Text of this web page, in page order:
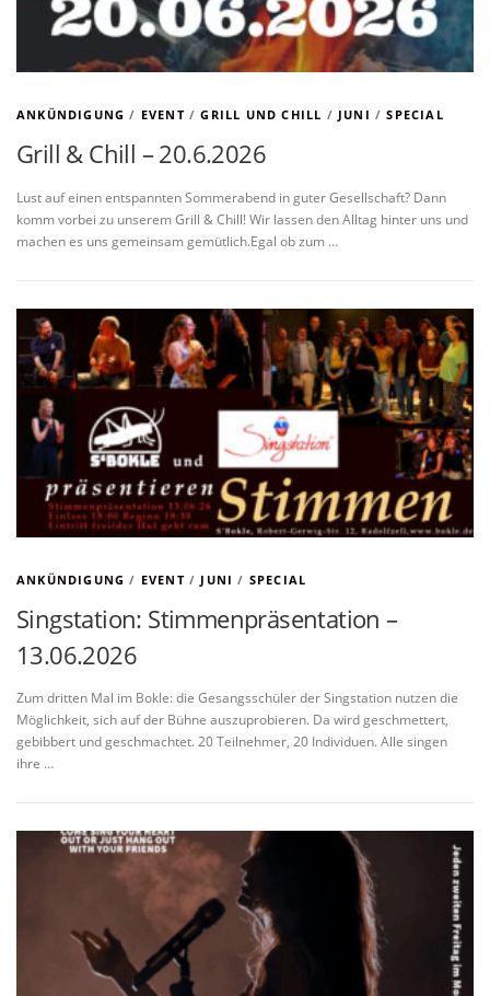
ANKÜNDIGUNG / EVENT/GRILL UND CHILL / JUNI /SPECIAL
Grill & Chill – 20.6.2026
Lust auf einen entspannten Sommerabend in guter Gesellschaft? Dann
komm vorbei zu unserem Grill & Chill! Wir lassen den Alltag hinter uns und
machen es uns gemeinsam gemütlich.Egal ob zum …
ANKÜNDIGUNG / EVENT/ JUNI / SPECIAL
Singstation: Stimmenpräsentation –
13.06.2026
Zum dritten Mal im Bokle: die Gesangsschüler der Singstation nutzen die
Möglichkeit, sich auf der Bühne auszuprobieren. Da wird geschmettert,
gebibbert und geschmachtet. 20 Teilnehmer, 20 Individuen. Alle singen
ihre …